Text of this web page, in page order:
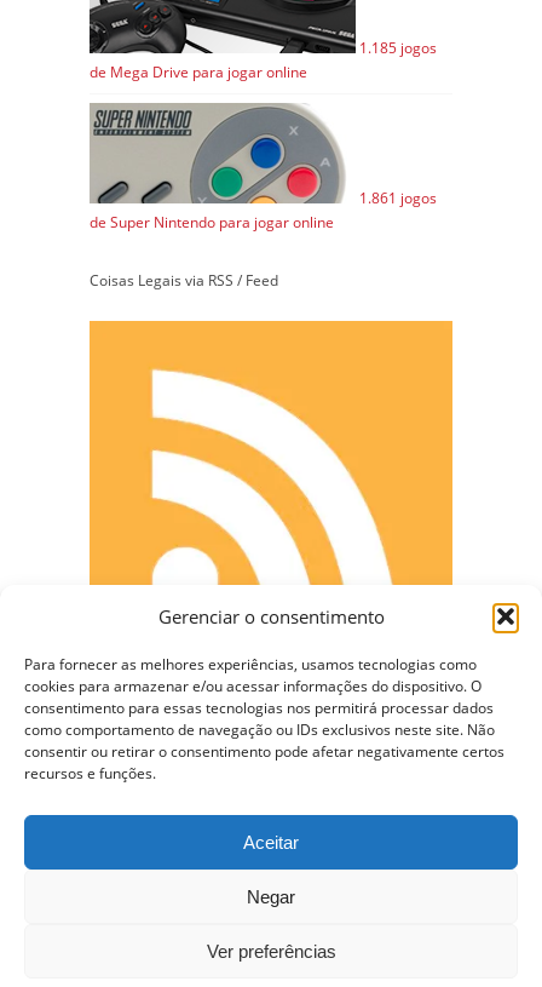
Gerenciar o consentimento
Para fornecer as melhores experiências, usamos tecnologias como
cookies para armazenar e/ou acessar informações do dispositivo. O
consentimento para essas tecnologias nos permitirá processar dados
como comportamento de navegação ou IDs exclusivos neste site. Não
consentir ou retirar o consentimento pode afetar negativamente certos
recursos e funções.
Aceitar
Negar
Ver preferências
1.185 jogos
de Mega Drive para jogar online
1.861 jogos
de Super Nintendo para jogar online
Coisas Legais via RSS / Feed
CONECTE-SE
Copyright © 2009 - 2023 Somente Coisas Legais.
Nossa Hospedagem WordPress VPS de $10 dólares –